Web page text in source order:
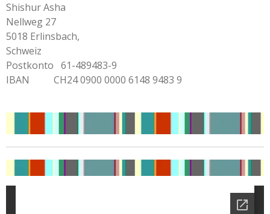
Shishur Asha
Nellweg 27
5018 Erlinsbach,
Schweiz
Postkonto 61-489483-9
IBAN
CH24 0900 0000 6148 9483 9